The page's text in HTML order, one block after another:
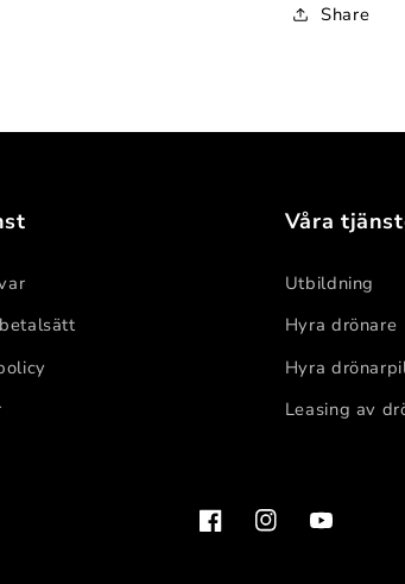
Share
Våra
Utbildning
Hyra drönare
Hyra
Leasing av
FacebookInstagramYouTube